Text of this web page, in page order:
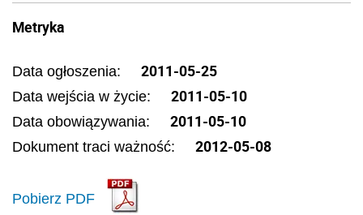
Metryka
Data ogłoszenia: 2011-05-25
Data wejścia w życie: 2011-05-10
Data obowiązywania: 2011-05-10
Dokument traci ważność: 2012-05-08
Pobierz PDF